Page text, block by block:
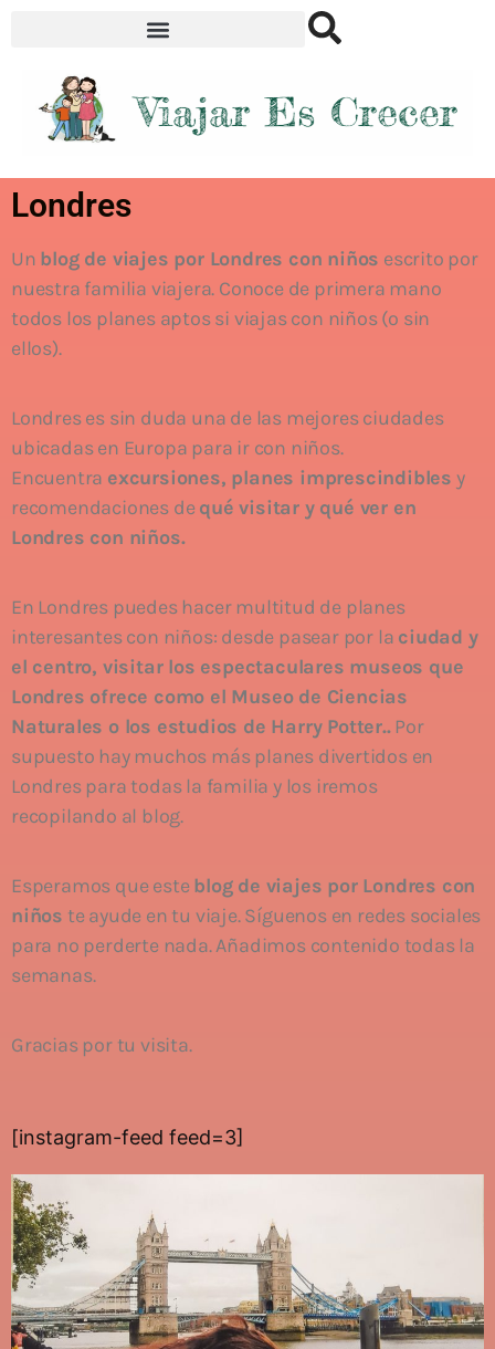
Londres
Un blog de viajes por Londres con niños escrito por
nuestra familia viajera. Conoce de primera mano
todos los planes aptos si viajas con niños (o sin
ellos).
Londres es sin duda una de las mejores ciudades
ubicadas en Europa para ir con niños.
Encuentra excursiones, planes imprescindibles y
recomendaciones dequé visitar y qué ver en
Londres con niños.
En Londres puedes hacer multitud de planes
interesantes con niños: desde pasear por la ciudad y
el centro, visitar los espectaculares museos que
Londres ofrece como el Museo de Ciencias
Naturales o los estudios de Harry Potter..Por
supuesto hay muchos más planes divertidos en
Londres para todas la familia y los iremos
recopilando al blog.
Esperamos que esteblog de viajes por Londres con
niños te ayude en tu viaje. Síguenos en redes sociales
para no perderte nada. Añadimos contenido todas la
semanas.
Gracias por tu visita.
[instagram-feed feed=3]